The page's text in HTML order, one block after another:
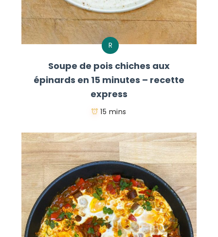
R
Soupe de pois chiches aux
épinards en 15 minutes – recette
express
15 mins